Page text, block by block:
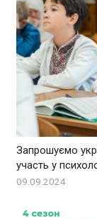
Запрошуємо
участь у
09.09.2024